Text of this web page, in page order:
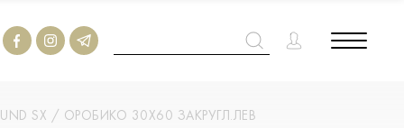
SX / ОРОБИКО 30X60 ЗАКРУГЛ.ЛЕВ